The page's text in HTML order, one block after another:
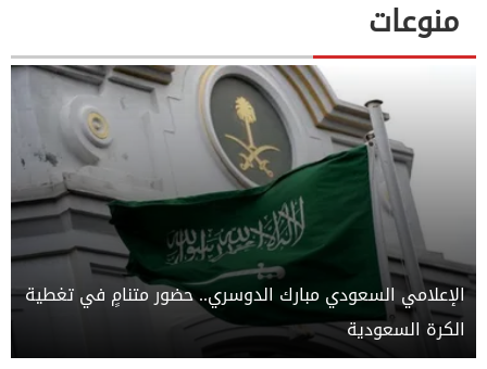
منوعات
الإعلامي السعودي مبارك الدوسري.. حضور متنامٍ في تغطية
الكرة السعودية